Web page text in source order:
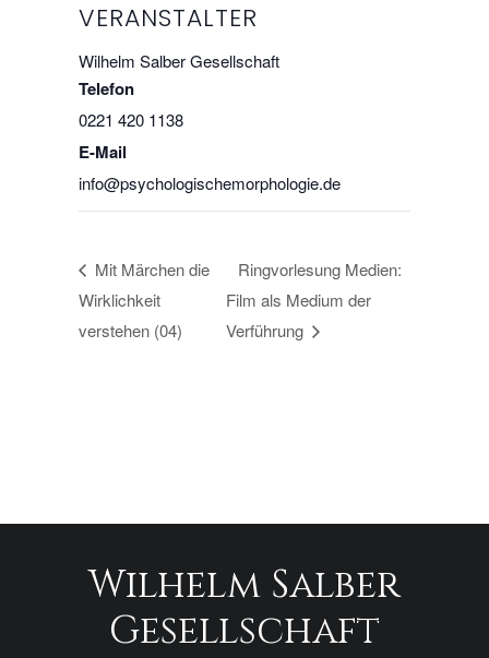
VERANSTALTER
Wilhelm Salber Gesellschaft
Telefon
0221 420 1138
E-Mail
info@psychologischemorphologie.de
Mit Märchen die
Wirklichkeit
verstehen (04)
Ringvorlesung Medien:
Film als Medium der
Verführung
Wilhelm Salber
Gesellschaft